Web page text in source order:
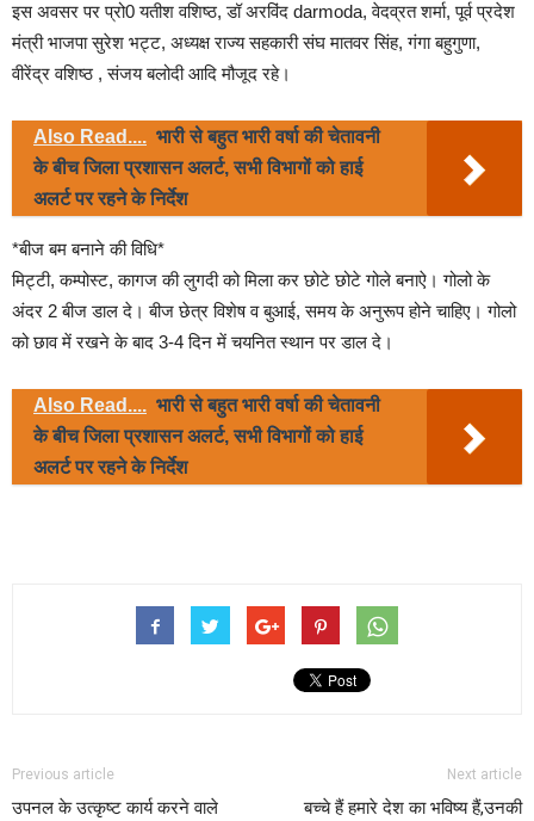
इस अवसर पर प्रो0 यतीश वशिष्ठ, डॉ अरविंद darmoda, वेदव्रत शर्मा, पूर्व प्रदेश
मंत्री भाजपा सुरेश भट्ट, अध्यक्ष राज्य सहकारी संघ मातवर सिंह, गंगा बहुगुणा,
वीरेंद्र वशिष्ठ , संजय बलोदी आदि मौजूद रहे।
Also Read.... भारी से बहुत भारी वर्षा की चेतावनी
के बीच जिला प्रशासन अलर्ट, सभी विभागों को हाई
अलर्ट पर रहने के निर्देश
*बीज बम बनाने की विधि*
मिट्टी, कम्पोस्ट, कागज की लुगदी को मिला कर छोटे छोटे गोले बनाऐ। गोलो के
अंदर 2 बीज डाल दे। बीज छेत्र विशेष व बुआई, समय के अनुरूप होने चाहिए। गोलो
को छाव में रखने के बाद 3-4 दिन में चयनित स्थान पर डाल दे।
Also Read.... भारी से बहुत भारी वर्षा की चेतावनी
के बीच जिला प्रशासन अलर्ट, सभी विभागों को हाई
अलर्ट पर रहने के निर्देश
Previous article
उपनल के उत्कृष्ट कार्य करने वाले
Next article
बच्चे हैं हमारे देश का भविष्य हैं,उनकी